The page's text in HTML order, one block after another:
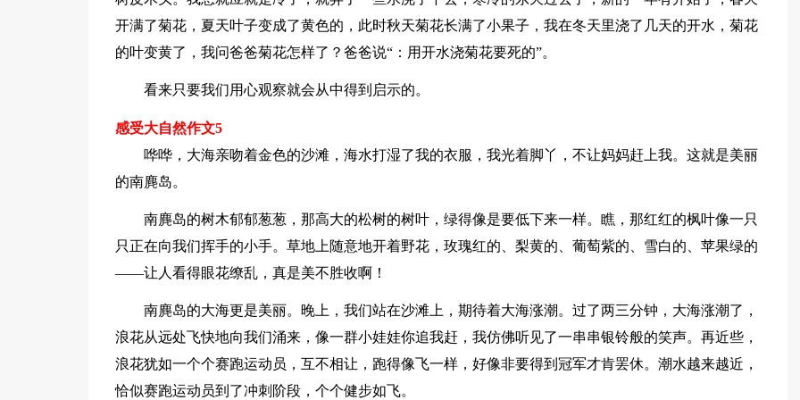
开满了菊花，夏天叶子变成了黄色的，此时秋天菊花长满了小果子，我在冬天里浇了几天的开水，菊花
的叶变黄了，我问爸爸菊花怎样了？爸爸说“：用开水浇菊花要死的”。
看来只要我们用心观察就会从中得到启示的。
感受大自然作文5
哗哗，大海亲吻着金色的沙滩，海水打湿了我的衣服，我光着脚丫，不让妈妈赶上我。这就是美丽
的南麂岛。
南麂岛的树木郁郁葱葱，那高大的松树的树叶，绿得像是要低下来一样。瞧，那红红的枫叶像一只
只正在向我们挥手的小手。草地上随意地开着野花，玫瑰红的、梨黄的、葡萄紫的、雪白的、苹果绿的
——让人看得眼花缭乱，真是美不胜收啊！
南麂岛的大海更是美丽。晚上，我们站在沙滩上，期待着大海涨潮。过了两三分钟，大海涨潮了，
浪花从远处飞快地向我们涌来，像一群小娃娃你追我赶，我仿佛听见了一串串银铃般的笑声。再近些，
浪花犹如一个个赛跑运动员，互不相让，跑得像飞一样，好像非要得到冠军才肯罢休。潮水越来越近，
恰似赛跑运动员到了冲刺阶段，个个健步如飞。